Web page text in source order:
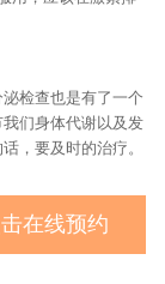
检查也是有了一个
们身体代谢以及发
，要及时的治疗。
在线预约